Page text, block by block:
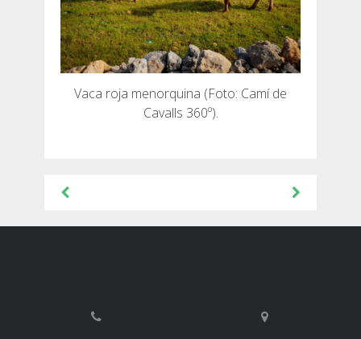
Vaca roja menorquina (Foto: Camí de
Cavalls 360º).
Navegación
de
entradas